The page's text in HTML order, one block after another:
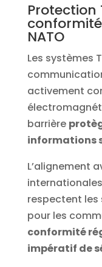
Protection
NATO
Les systèmes
activement
barrière
informations
L’alignement
respectent les
pour les
conformité
impératif de